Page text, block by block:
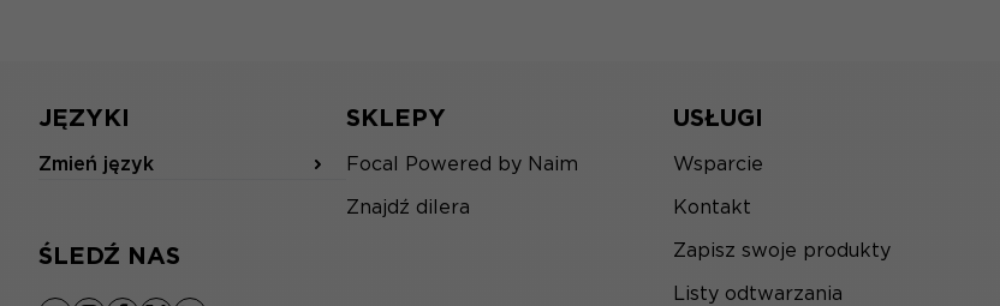
JĘZYKI
Zmień język
ŚLEDŹ NAS
SKLEPY
Focal Powered by Naim
Znajdź dilera
USŁUGI
Wsparcie
Kontakt
Zapisz swoje produkty
Listy odtwarzania